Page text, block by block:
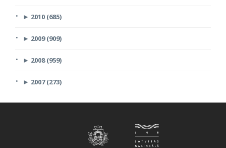
► 2010 (685)
► 2009 (909)
► 2008 (959)
► 2007 (273)